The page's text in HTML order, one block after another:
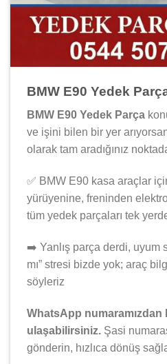
BMW E90 Yedek
BMW E90 Yedek Parça
ve işini bilen bir yer
olarak tam aradığınız
✅ BMW E90 kasa araçlar
yürüyenine, freninden
tüm yedek parçaları tek
➡️ Yanlış parça derdi, uyum
mı” stresi bizde yok; araç
söyleriz
WhatsApp numaramızdan
ulaşabilirsiniz. Şasi
gönderin, hızlıca dönüş